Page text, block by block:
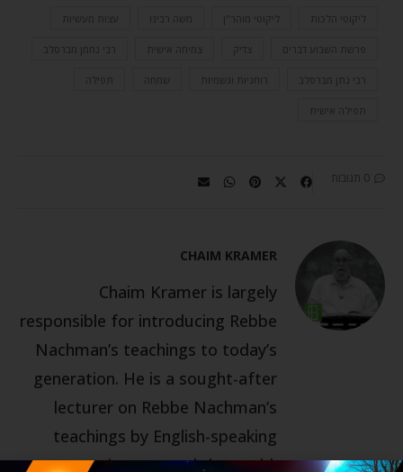
ליקוטי הלכות ליקוטי מוהר"ן משה רבינו עצות מעשיות
פרשת השבוע דברים צדיק צמיחה אישית רבי נחמן מברסלב
רבי נתן מברסלב רוחניות וגשמיות שמחה תפילה
תפילה אישית
0 תגובות
CHAIM KRAMER
Chaim Kramer is largely
responsible for introducing Rebbe
Nachman’s teachings to today’s
generation. He is a sought-after
lecturer on Rebbe Nachman’s
teachings by English-speaking
congregations around the world.